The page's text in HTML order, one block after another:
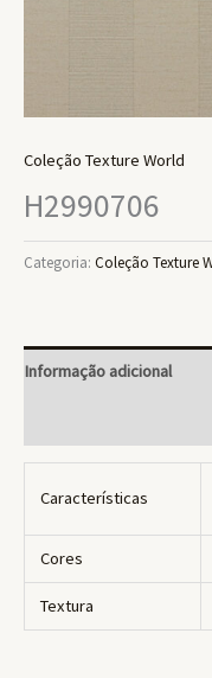
Coleção Texture World
H2990706
Categoria: Coleção Texture
Informação adicional
Características
Cores
Textura